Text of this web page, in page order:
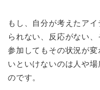
もし、自分が考えたア
られない、反応がない
参加してもその状況が
いといけないのは人や
のです。